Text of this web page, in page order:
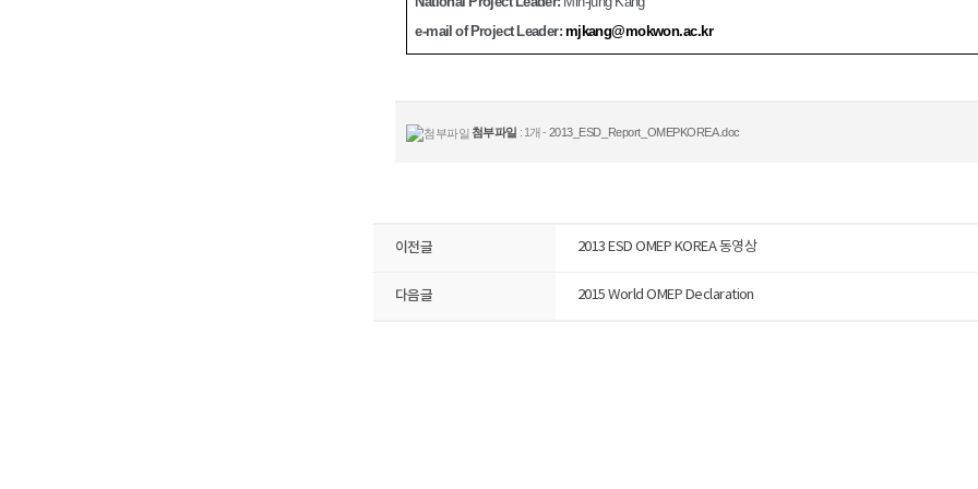
e-mail of Project Leader: mjkang@mokwon.ac.kr
첨부파일 : 1개 - 2013_ESD_Report_OMEPKOREA.doc
이전글 2013 ESD OMEP KOREA 동영상
다음글 2015 World OMEP Declaration